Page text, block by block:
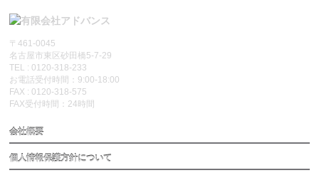
〒461-0045
名古屋市東区砂田橋5-7-29
TEL : 0120-318-233
お電話受付時間：9:00-18:00
FAX : 0120-318-575
FAX受付時間：24時間
会社概要
個人情報保護方針について